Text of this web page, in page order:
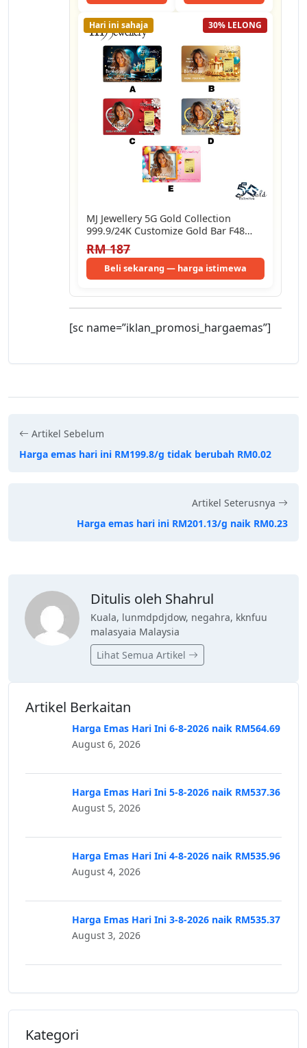
30% LELONG
Hari ini sahaja
MJ Jewellery 5G Gold Collection
999.9/24K Customize Gold Bar F48
(0.1g /…
RM 187
Beli sekarang — harga istimewa
[sc name=”iklan_promosi_hargaemas”]
Artikel Sebelum
Harga emas hari ini RM199.8/g tidak berubah RM0.02
Artikel Seterusnya
Harga emas hari ini RM201.13/g naik RM0.23
Ditulis oleh Shahrul
Kuala, lunmdpdjdow, negahra, kknfuu
malasyaia Malaysia
Lihat Semua Artikel
Artikel Berkaitan
Harga Emas Hari Ini 6-8-2026 naik RM564.69
August 6, 2026
Harga Emas Hari Ini 5-8-2026 naik RM537.36
August 5, 2026
Harga Emas Hari Ini 4-8-2026 naik RM535.96
August 4, 2026
Harga Emas Hari Ini 3-8-2026 naik RM535.37
August 3, 2026
Kategori